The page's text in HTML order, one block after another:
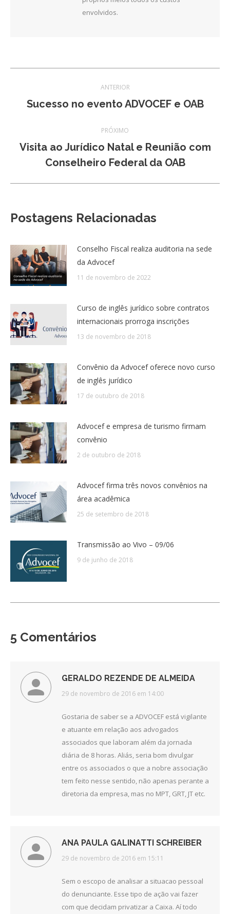
envolvidos.
de
ANTERIOR
Post
Sucesso no evento ADVOCEF e OAB
PRÓXIMO
Próximo
post:
Visita ao Jurídico Natal e Reunião com
Conselheiro Federal da OAB
Postagens Relacionadas
Conselho Fiscal realiza auditoria na sede
da Advocef
11 de novembro de 2022
Curso de inglês jurídico sobre contratos
internacionais prorroga inscrições
13 de novembro de 2018
Convênio da Advocef oferece novo curso
de inglês jurídico
17 de outubro de 2018
Advocef e empresa de turismo firmam
convênio
2 de outubro de 2018
Advocef firma três novos convênios na
área acadêmica
25 de setembro de 2018
Transmissão ao Vivo – 09/06
9 de junho de 2018
5 Comentários
GERALDO REZENDE DE ALMEIDA
disse:
29 de novembro de 2016 em 14:00
Gostaria de saber se a ADVOCEF está vigilante
e atuante em relação aos advogados
associados que laboram além da jornada
diária de 8 horas. Aliás, seria bom divulgar
entre os associados o que a nobre associação
tem feito nesse sentido, não apenas perante a
diretoria da empresa, mas no MPT, GRT, JT etc.
ANA PAULA GALINATTI SCHREIBER
disse:
29 de novembro de 2016 em 15:11
Sem o escopo de analisar a situacao pessoal
do denunciante. Esse tipo de ação vai fazer
com que decidam privatizar a Caixa. Aí todo